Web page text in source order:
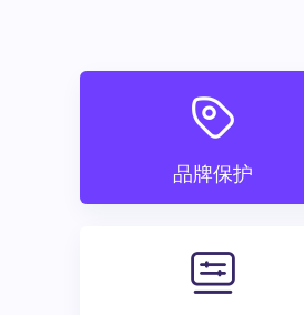
品牌保护